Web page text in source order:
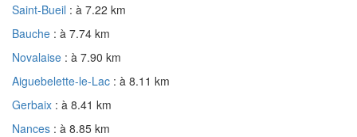
Saint-Bueil : à 7.22 km
Bauche : à 7.74 km
Novalaise : à 7.90 km
Aiguebelette-le-Lac : à 8.11 km
Gerbaix : à 8.41 km
Nances : à 8.85 km